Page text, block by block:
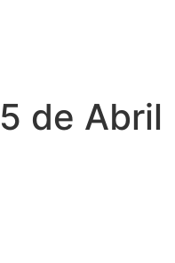
de Abril